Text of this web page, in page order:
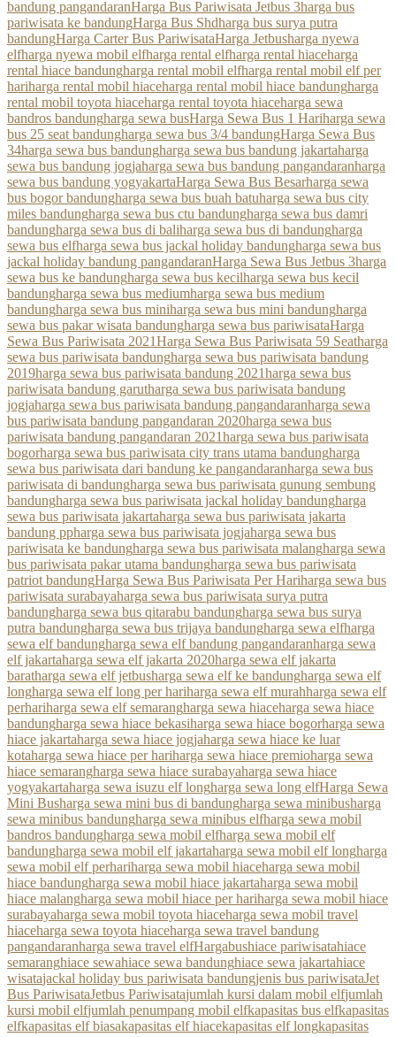
bandung pangandaranHarga Bus Pariwisata Jetbus 3harga bus
pariwisata ke bandungHarga Bus Shdharga bus surya putra
bandungHarga Carter Bus PariwisataHarga Jetbusharga nyewa
elfharga nyewa mobil elfharga rental elfharga rental hiaceharga
rental hiace bandungharga rental mobil elfharga rental mobil elf per
hariharga rental mobil hiaceharga rental mobil hiace bandungharga
rental mobil toyota hiaceharga rental toyota hiaceharga sewa
bandros bandungharga sewa busHarga Sewa Bus 1 Hariharga sewa
bus 25 seat bandungharga sewa bus 3/4 bandungHarga Sewa Bus
34harga sewa bus bandungharga sewa bus bandung jakartaharga
sewa bus bandung jogjaharga sewa bus bandung pangandaranharga
sewa bus bandung yogyakartaHarga Sewa Bus Besarharga sewa
bus bogor bandungharga sewa bus buah batuharga sewa bus city
miles bandungharga sewa bus ctu bandungharga sewa bus damri
bandungharga sewa bus di baliharga sewa bus di bandungharga
sewa bus elfharga sewa bus jackal holiday bandungharga sewa bus
jackal holiday bandung pangandaranHarga Sewa Bus Jetbus 3harga
sewa bus ke bandungharga sewa bus kecilharga sewa bus kecil
bandungharga sewa bus mediumharga sewa bus medium
bandungharga sewa bus miniharga sewa bus mini bandungharga
sewa bus pakar wisata bandungharga sewa bus pariwisataHarga
Sewa Bus Pariwisata 2021Harga Sewa Bus Pariwisata 59 Seatharga
sewa bus pariwisata bandungharga sewa bus pariwisata bandung
2019harga sewa bus pariwisata bandung 2021harga sewa bus
pariwisata bandung garutharga sewa bus pariwisata bandung
jogjaharga sewa bus pariwisata bandung pangandaranharga sewa
bus pariwisata bandung pangandaran 2020harga sewa bus
pariwisata bandung pangandaran 2021harga sewa bus pariwisata
bogorharga sewa bus pariwisata city trans utama bandungharga
sewa bus pariwisata dari bandung ke pangandaranharga sewa bus
pariwisata di bandungharga sewa bus pariwisata gunung sembung
bandungharga sewa bus pariwisata jackal holiday bandungharga
sewa bus pariwisata jakartaharga sewa bus pariwisata jakarta
bandung ppharga sewa bus pariwisata jogjaharga sewa bus
pariwisata ke bandungharga sewa bus pariwisata malangharga sewa
bus pariwisata pakar utama bandungharga sewa bus pariwisata
patriot bandungHarga Sewa Bus Pariwisata Per Hariharga sewa bus
pariwisata surabayaharga sewa bus pariwisata surya putra
bandungharga sewa bus qitarabu bandungharga sewa bus surya
putra bandungharga sewa bus trijaya bandungharga sewa elfharga
sewa elf bandungharga sewa elf bandung pangandaranharga sewa
elf jakartaharga sewa elf jakarta 2020harga sewa elf jakarta
baratharga sewa elf jetbusharga sewa elf ke bandungharga sewa elf
longharga sewa elf long per hariharga sewa elf murahharga sewa elf
perhariharga sewa elf semarangharga sewa hiaceharga sewa hiace
bandungharga sewa hiace bekasiharga sewa hiace bogorharga sewa
hiace jakartaharga sewa hiace jogjaharga sewa hiace ke luar
kotaharga sewa hiace per hariharga sewa hiace premioharga sewa
hiace semarangharga sewa hiace surabayaharga sewa hiace
yogyakartaharga sewa isuzu elf longharga sewa long elfHarga Sewa
Mini Busharga sewa mini bus di bandungharga sewa minibusharga
sewa minibus bandungharga sewa minibus elfharga sewa mobil
bandros bandungharga sewa mobil elfharga sewa mobil elf
bandungharga sewa mobil elf jakartaharga sewa mobil elf longharga
sewa mobil elf perhariharga sewa mobil hiaceharga sewa mobil
hiace bandungharga sewa mobil hiace jakartaharga sewa mobil
hiace malangharga sewa mobil hiace per hariharga sewa mobil hiace
surabayaharga sewa mobil toyota hiaceharga sewa mobil travel
hiaceharga sewa toyota hiaceharga sewa travel bandung
pangandaranharga sewa travel elfHargabushiace pariwisatahiace
semaranghiace sewahiace sewa bandunghiace sewa jakartahiace
wisatajackal holiday bus pariwisata bandungjenis bus pariwisataJet
Bus PariwisataJetbus Pariwisatajumlah kursi dalam mobil elfjumlah
kursi mobil elfjumlah penumpang mobil elfkapasitas bus elfkapasitas
elfkapasitas elf biasakapasitas elf hiacekapasitas elf longkapasitas